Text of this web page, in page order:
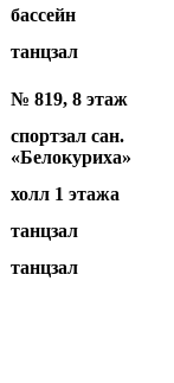
бассейн
танцзал
№ 819, 8 этаж
спортзал сан.
«Белокуриха»
холл 1 этажа
танцзал
танцзал